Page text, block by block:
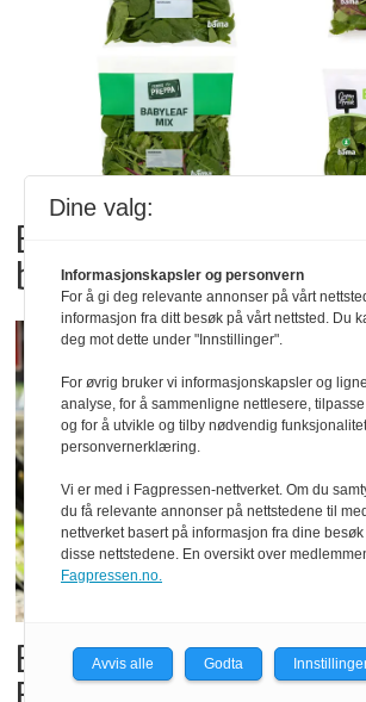
Bama tilbakekaller
babyspinat og
Billigbonanza da
Dine valg:
Informasjonskapsler og personvern
For å gi deg relevante annonser på vårt
informasjon fra ditt besøk på vårt nettsted. Du
deg mot dette under "Innstillinger".
For øvrig bruker vi informasjonskapsler og
analyse, for å sammenligne nettlesere,
og for å utvikle og tilby nødvendig
personvernerklæring.
Vi er med i Fagpressen-nettverket. Om du
du få relevante annonser på nettstedene til
nettverket basert på informasjon fra dine
disse nettstedene. En oversikt over
Fagpressen.no.
Avvis alle Godta